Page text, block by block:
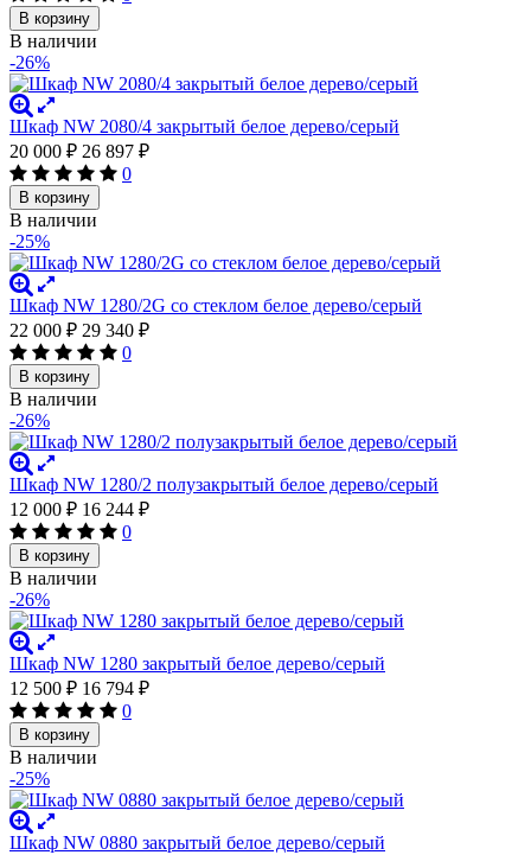
В корзину
В наличии
-26%
Шкаф NW 2080/4 закрытый белое дерево/серый
20 000 ₽ 26 897 ₽
0
В корзину
В наличии
-25%
Шкаф NW 1280/2G со стеклом белое дерево/серый
22 000 ₽ 29 340 ₽
0
В корзину
В наличии
-26%
Шкаф NW 1280/2 полузакрытый белое дерево/серый
12 000 ₽ 16 244 ₽
0
В корзину
В наличии
-26%
Шкаф NW 1280 закрытый белое дерево/серый
12 500 ₽ 16 794 ₽
0
В корзину
В наличии
-25%
Шкаф NW 0880 закрытый белое дерево/серый